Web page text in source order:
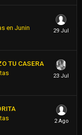
en Junin
TU CASERA